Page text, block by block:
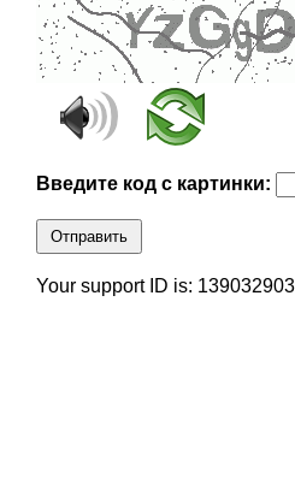
Введите код с картинки:
Отправить
Your support ID is: